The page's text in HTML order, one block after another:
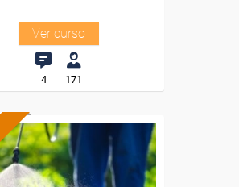
Ver curso
4 171